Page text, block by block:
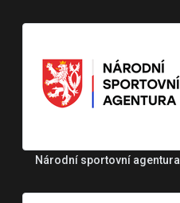
Národní sportovní agentura